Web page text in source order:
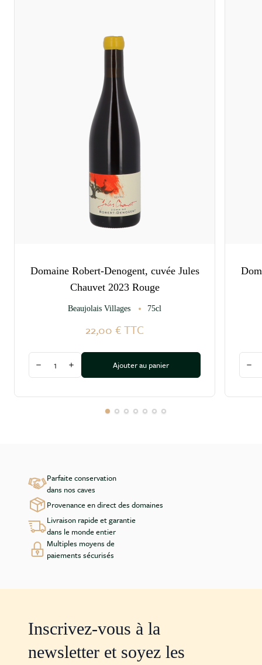
Domaine Robert-Denogent, cuvée Jules
Chauvet 2023 Rouge
Beaujolais Villages 75cl
22,00 €TTC
Diminuer la quantité
Augmenter la quantité
Ajouter au panier
Parfaite conservation
dans nos caves
Provenance en direct des domaines
Livraison rapide et garantie
dans le monde entier
Multiples moyens de
paiements sécurisés
Inscrivez-vous à la
newsletter et soyez les